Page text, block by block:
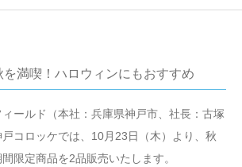
を満喫！ハロウィンにもおすすめ
ールド（本社：兵庫県神戸市、社長：古塚
コロッケでは、10月23日（木）より、秋
限定商品を2品販売いたします。